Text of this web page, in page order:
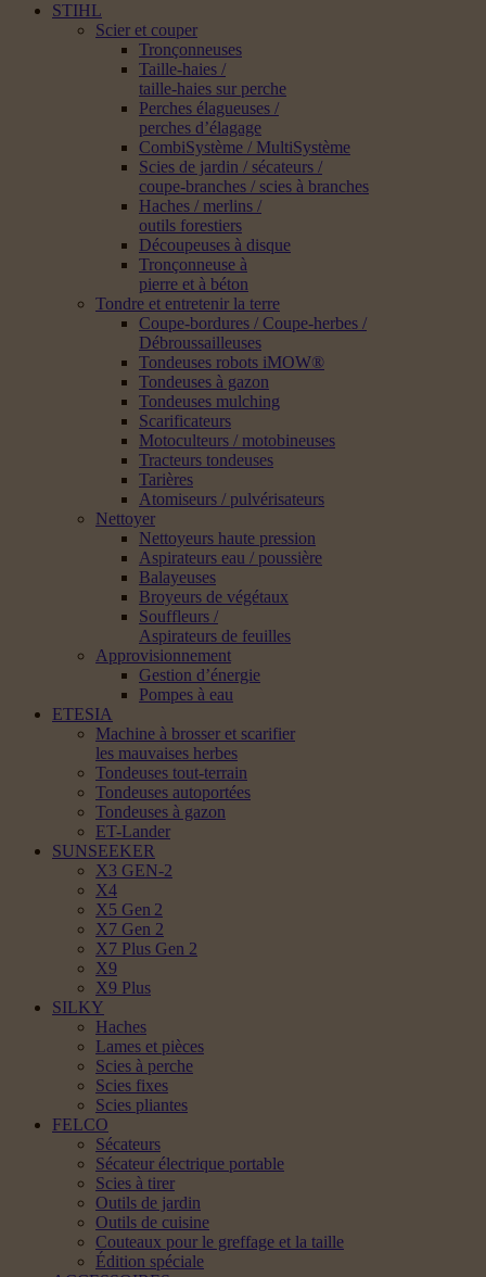
STIHL
Scier et couper
Tronçonneuses
Taille-haies /
taille-haies sur perche
Perches élagueuses /
perches d’élagage
CombiSystème / MultiSystème
Scies de jardin / sécateurs /
coupe-branches / scies à branches
Haches / merlins /
outils forestiers
Découpeuses à disque
Tronçonneuse à
pierre et à béton
Tondre et entretenir la terre
Coupe-bordures / Coupe-herbes /
Débroussailleuses
Tondeuses robots iMOW®
Tondeuses à gazon
Tondeuses mulching
Scarificateurs
Motoculteurs / motobineuses
Tracteurs tondeuses
Tarières
Atomiseurs / pulvérisateurs
Nettoyer
Nettoyeurs haute pression
Aspirateurs eau / poussière
Balayeuses
Broyeurs de végétaux
Souffleurs /
Aspirateurs de feuilles
Approvisionnement
Gestion d’énergie
Pompes à eau
ETESIA
Machine à brosser et scarifier
les mauvaises herbes
Tondeuses tout-terrain
Tondeuses autoportées
Tondeuses à gazon
ET-Lander
SUNSEEKER
X3 GEN-2
X4
X5 Gen 2
X7 Gen 2
X7 Plus Gen 2
X9
X9 Plus
SILKY
Haches
Lames et pièces
Scies à perche
Scies fixes
Scies pliantes
FELCO
Sécateurs
Sécateur électrique portable
Scies à tirer
Outils de jardin
Outils de cuisine
Couteaux pour le greffage et la taille
Édition spéciale